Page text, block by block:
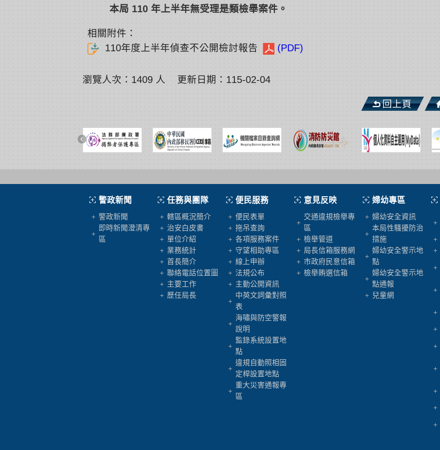
本局 110 年上半年無受理是類檢舉案件。
相關附件：
110年度上半年偵查不公開檢討報告
(PDF)
瀏覽人次：1409 人 更新日期：115-02-04
回上頁
警政新聞
警政新聞
即時新聞澄清專
區
任務與團隊
轄區概況簡介
治安白皮書
單位介紹
業務統計
首長簡介
聯絡電話位置圖
主要工作
歷任局長
便民服務
便民表單
拖吊查詢
各項服務案件
守望相助專區
線上申辦
法規公布
主動公開資訊
中英文詞彙對照
表
海嘯與防空警報
說明
監錄系統設置地
點
違規自動照相固
定桿設置地點
重大災害通報專
區
意見反映
交通違規檢舉專
區
檢舉管道
局長信箱服務網
市政府民意信箱
檢舉賄選信箱
婦幼專區
婦幼安全資訊
本局性騷擾防治
措施
婦幼安全警示地
點
婦幼安全警示地
點通報
兒童網